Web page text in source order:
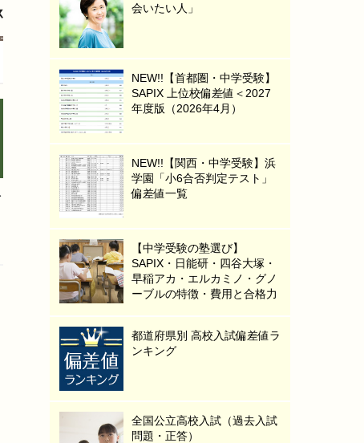
会いたい人」
NEW!!【首都圏・中学受験】
SAPIX 上位校偏差値＜2027
年度版（2026年4月）
NEW!!【関西・中学受験】浜
学園「小6合否判定テスト」
偏差値一覧
【中学受験の塾選び】
SAPIX・日能研・四谷大塚・
早稲アカ・エルカミノ・グノ
ーブルの特徴・費用と合格力
都道府県別 高校入試偏差値ラ
ンキング
全国公立高校入試（過去入試
問題・正答）